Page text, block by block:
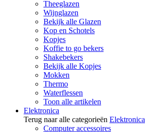
Theeglazen
Wijnglazen
Bekijk alle Glazen
Kop en Schotels
Kopjes
Koffie to go bekers
Shakebekers
Bekijk alle Kopjes
Mokken
Thermo
Waterflessen
Toon alle artikelen
Elektronica
Terug naar alle categorieën Elektronica
Computer accessoires